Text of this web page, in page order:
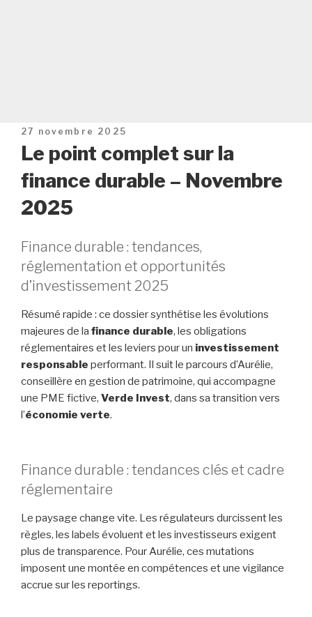
Publié
le
27 novembre 2025
Le point complet sur la
finance durable – Novembre
2025
Finance durable : tendances,
réglementation et opportunités
d’investissement 2025
Résumé rapide : ce dossier synthétise les évolutions
majeures de la finance durable, les obligations
réglementaires et les leviers pour un investissement
responsable performant. Il suit le parcours d’Aurélie,
conseillère en gestion de patrimoine, qui accompagne
une PME fictive, Verde Invest, dans sa transition vers
l’économie verte.
Finance durable : tendances clés et cadre
réglementaire
Le paysage change vite. Les régulateurs durcissent les
règles, les labels évoluent et les investisseurs exigent
plus de transparence. Pour Aurélie, ces mutations
imposent une montée en compétences et une vigilance
accrue sur les reportings.